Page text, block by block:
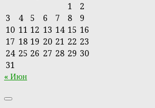
1
2
3
4 5 6 7 8
9
10 11 12 13 14 15 16
17 18 19 20 21 22 23
24 25 26 27 28 29 30
31
« Июн